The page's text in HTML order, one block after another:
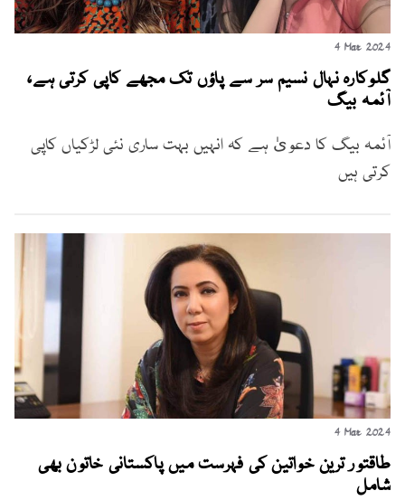
4 Mar 2024
گلوکارہ نہال نسیم سر سے پاؤں تک مجھے کاپی کرتی ہے،
آئمہ بیگ
آئمہ بیگ کا دعویٰ ہے کہ انہیں بہت ساری نئی لڑکیاں کاپی
کرتی ہیں
4 Mar 2024
طاقتور ترین خواتین کی فہرست میں پاکستانی خاتون بھی
شامل